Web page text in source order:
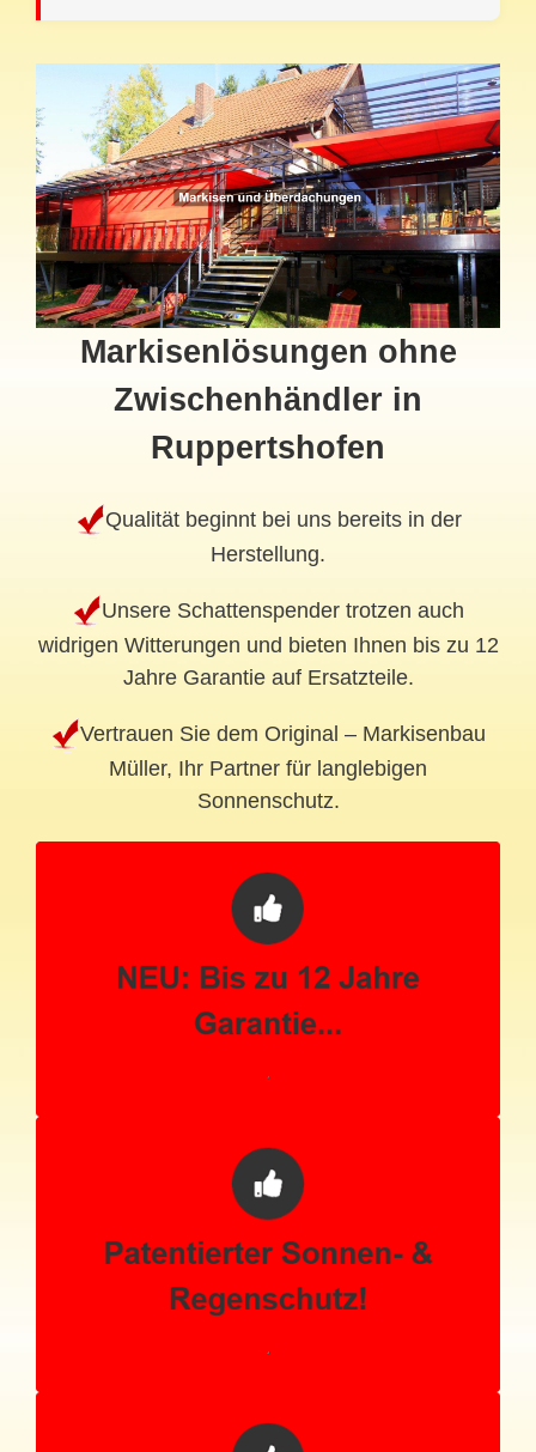
Markisenlösungen ohne
Zwischenhändler in
Ruppertshofen
Qualität beginnt bei uns bereits in der
Herstellung.
Unsere Schattenspender trotzen auch
widrigen Witterungen und bieten Ihnen bis zu 12
Jahre Garantie auf Ersatzteile.
Vertrauen Sie dem Original – Markisenbau
Müller, Ihr Partner für langlebigen
Sonnenschutz.